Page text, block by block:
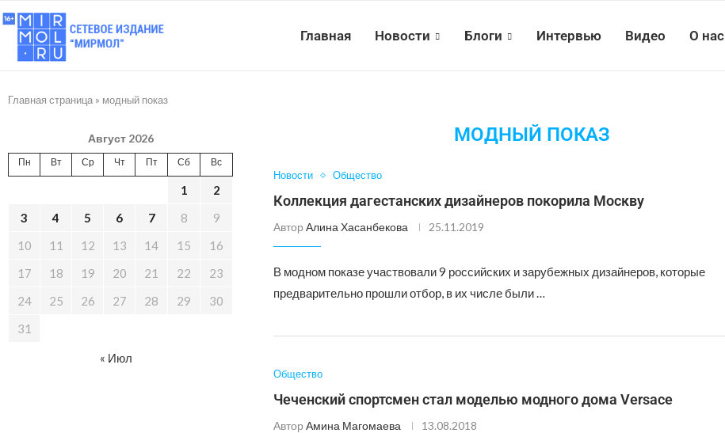
Главная Новости Блоги Интервью Видео О нас
Главная страница » модный показ
МОДНЫЙ ПОКАЗ
Новости Общество
Коллекция дагестанских дизайнеров покорила Москву
Автор Алина Хасанбекова 25.11.2019
В модном показе участвовали 9 российских и зарубежных дизайнеров, которые
предварительно прошли отбор, в их числе были …
Общество
Чеченский спортсмен стал моделью модного дома Versace
Автор Амина Магомаева 13.08.2018
Август 2026
Пн Вт Ср Чт Пт Сб Вс
1
2
3
4 5 6 7 8
9
10
11 12 13 14 15
16
17
18 19 20 21 22
23
24
25 26 27 28 29
30
31
« Июл